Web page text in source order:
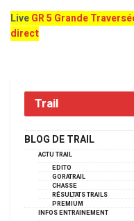
LiveGR 5 Grande
direct
Trail
BLOG DE TRAIL
ACTU TRAIL
EDITO
GORATRAIL
CHASSE
RÉSULTATS TRAILS
PREMIUM
INFOS ENTRAINEMENT